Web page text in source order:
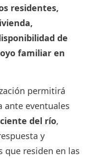
residentes,
de
familiar en
permitirá
ante eventuales
del río,
y
que residen en las